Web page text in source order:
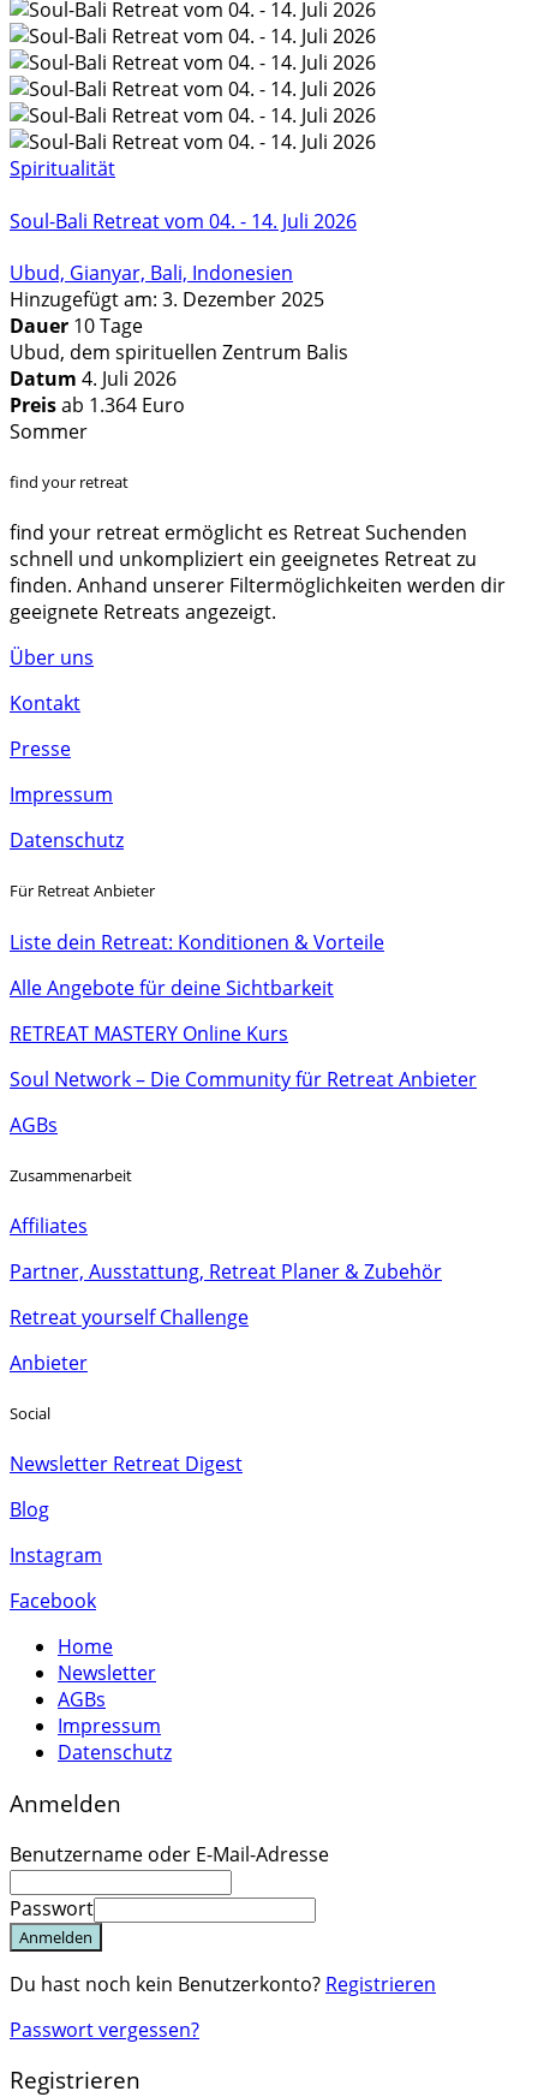
Spiritualität
Soul-Bali Retreat vom 04. - 14. Juli 2026
Ubud, Gianyar, Bali, Indonesien
Hinzugefügt am: 3. Dezember 2025
Dauer 10 Tage
Ubud, dem spirituellen Zentrum Balis
Datum 4. Juli 2026
Preisab 1.364 Euro
Sommer
find your retreat
find your retreat ermöglicht es Retreat Suchenden
schnell und unkompliziert ein geeignetes Retreat zu
finden. Anhand unserer Filtermöglichkeiten werden dir
geeignete Retreats angezeigt.
Über uns
Kontakt
Presse
Impressum
Datenschutz
Für Retreat Anbieter
Liste dein Retreat: Konditionen & Vorteile
Alle Angebote für deine Sichtbarkeit
RETREAT MASTERY Online Kurs
Soul Network – Die Community für Retreat Anbieter
AGBs
Zusammenarbeit
Affiliates
Partner, Ausstattung, Retreat Planer & Zubehör
Retreat yourself Challenge
Anbieter
Social
Newsletter Retreat Digest
Blog
Instagram
Facebook
Home
Newsletter
AGBs
Impressum
Datenschutz
Anmelden
Benutzername oder E-Mail-Adresse
Passwort
Anmelden
Du hast noch kein Benutzerkonto? Registrieren
Passwort vergessen?
Registrieren